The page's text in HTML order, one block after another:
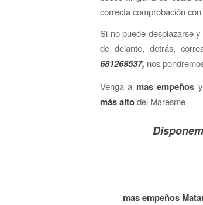
correcta comprobación
Si no puede desplazarse
de delante, detrás,
681269537, nos
Venga a mas empeños
más altodel Maresme
Disponemos
mas empeños